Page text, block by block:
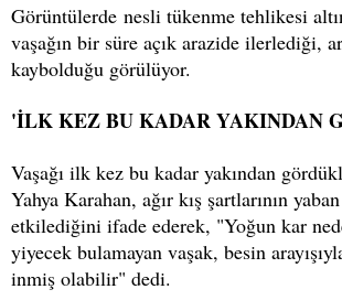
Görüntülerde nesli tükenme tehlikesi
vaşağın bir süre açık arazide ilerlediği,
kaybolduğu görülüyor.
'İLK KEZ BU KADAR YAKINDAN
Vaşağı ilk kez bu kadar yakından
Yahya Karahan, ağır kış şartlarının
etkilediğini ifade ederek, "Yoğun kar
yiyecek bulamayan vaşak, besin
inmiş olabilir" dedi.